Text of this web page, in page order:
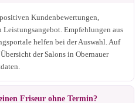
Kundenbewertungen,
Leistungsangebot. Empfehlungen aus
helfen bei der Auswahl. Auf
der Salons in Obernauer
Friseur ohne Termin?